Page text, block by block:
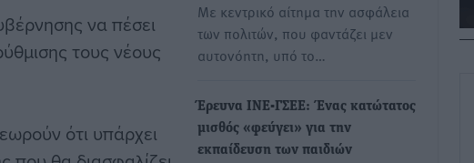
να πέσει
τους νέους
ότι υπάρχει
Με κεντρικό αίτημα την ασφάλεια
των πολιτών, που φαντάζει μεν
αυτονόητη, υπό το…
Έρευνα ΙΝΕ-ΓΣΕΕ: Ένας κατώτατος
μισθός «φεύγει» για την
εκπαίδευση των παιδιών